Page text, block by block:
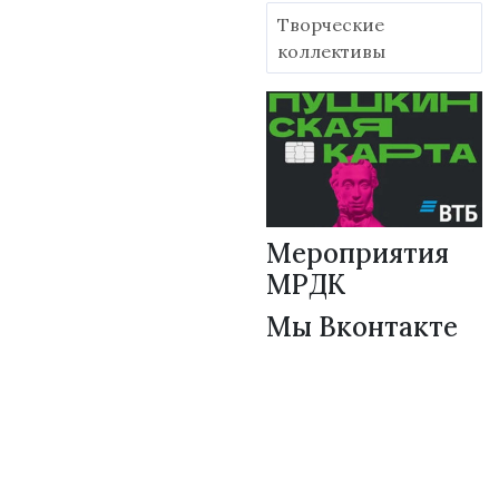
Творческие
коллективы
Мероприятия
МРДК
Мы Вконтакте